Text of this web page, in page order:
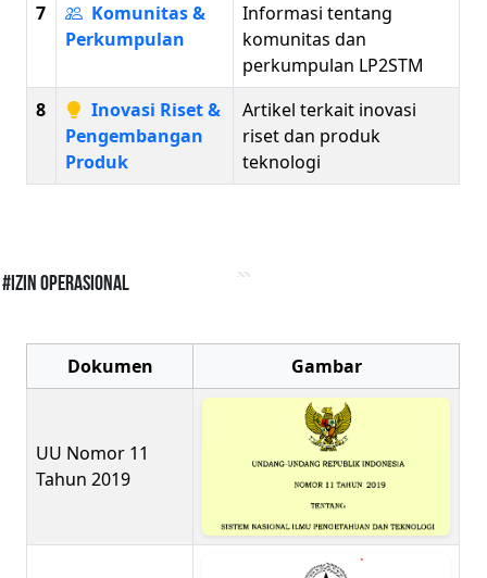
7
Komunitas &
Perkumpulan
Informasi tentang
komunitas dan
perkumpulan LP2STM
8
Inovasi Riset &
Pengembangan
Produk
Artikel terkait inovasi
riset dan produk
teknologi
#Izin Operasional
Dokumen Gambar
UU Nomor 11
Tahun 2019